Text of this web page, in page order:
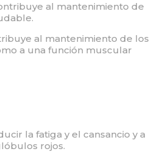
al mantenimiento de
al mantenimiento de los
a una función muscular
la fatiga y el cansancio y a
rojos.